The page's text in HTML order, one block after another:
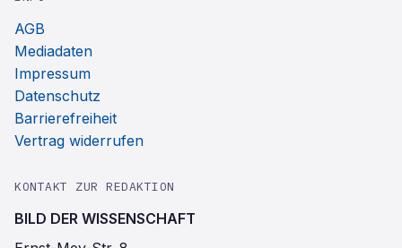
AGB
Mediadaten
Impressum
Datenschutz
Barrierefreiheit
Vertrag widerrufen
KONTAKT ZUR REDAKTION
BILD DER WISSENSCHAFT